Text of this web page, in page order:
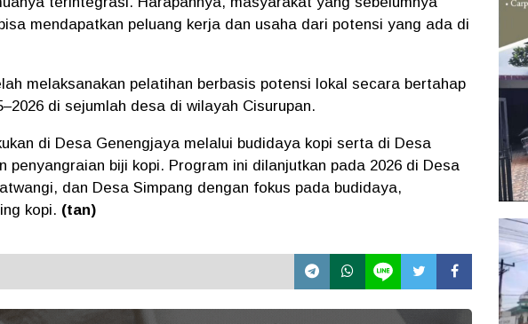
mendapatkan peluang kerja dan usaha dari potensi yang ada di
melaksanakan pelatihan berbasis potensi lokal secara bertahap
di sejumlah desa di wilayah Cisurupan.
di Desa Genengjaya melalui budidaya kopi serta di Desa
penyangraian biji kopi. Program ini dilanjutkan pada 2026 di Desa
dan Desa Simpang dengan fokus pada budidaya,
kopi. (tan)